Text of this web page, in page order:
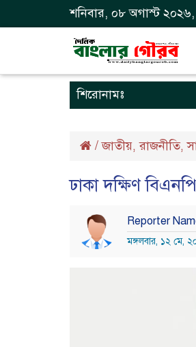
শনিবার, ০৮ অগাস্ট
শিরোনামঃ
/জাতীয়,রাজনীতি,
ঢাকা দক্ষিণ
Reporter
মঙ্গলবার, ১২ মে,